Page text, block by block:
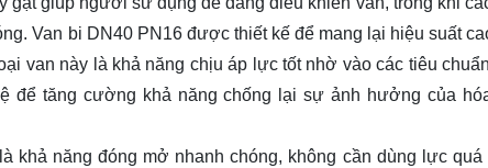
Van bi DN40 PN16 được thiết kế để mang lại hiệu suất
van này là khả năng chịu áp lực tốt nhờ vào các tiêu
để tăng cường khả năng chống lại sự ảnh hưởng của
khả năng đóng mở nhanh chóng, không cần dùng lực